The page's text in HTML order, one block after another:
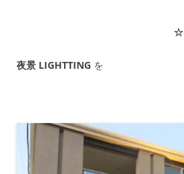
☆
夜景 LIGHTTING を